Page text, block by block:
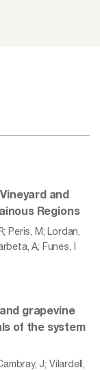
and
Regions
Peris, M; Lordan,
A; Funes, I
grapevine
of the system
J; Vilardell,